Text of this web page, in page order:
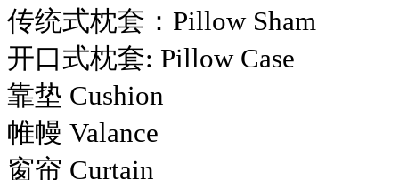
传统式枕套：Pillow Sham
开口式枕套: Pillow Case
靠垫 Cushion
帷幔 Valance
窗帘 Curtain